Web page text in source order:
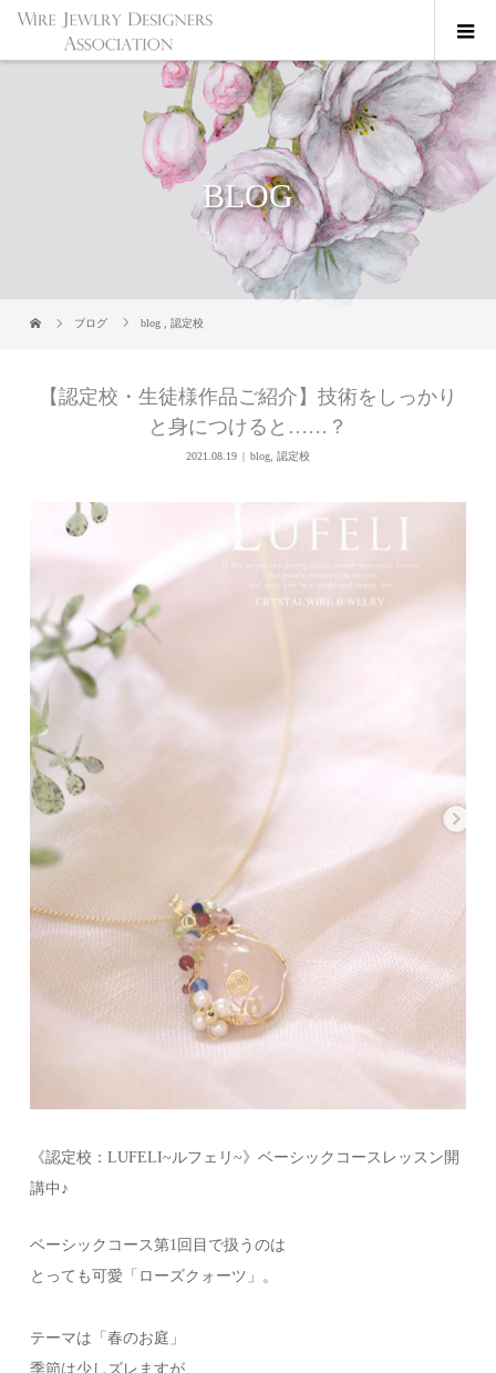
BLOG
ブログ blog ,認定校
【認定校・生徒様作品ご紹介】技術をしっかり
と身につけると……？
2021.08.19 blog, 認定校
《認定校：LUFELI~ルフェリ~》ベーシックコースレッスン開
講中♪
ベーシックコース第1回目で扱うのは
とっても可愛「ローズクォーツ」。
テーマは「春のお庭」
季節は少しズレますが、